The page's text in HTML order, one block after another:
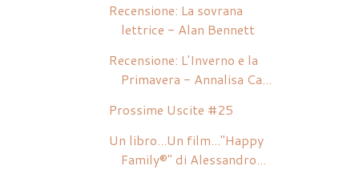
Recensione: La sovrana
lettrice - Alan Bennett
Recensione: L'Inverno e la
Primavera - Annalisa Ca...
Prossime Uscite #25
Un libro...Un film..."Happy
Family®" di Alessandro...